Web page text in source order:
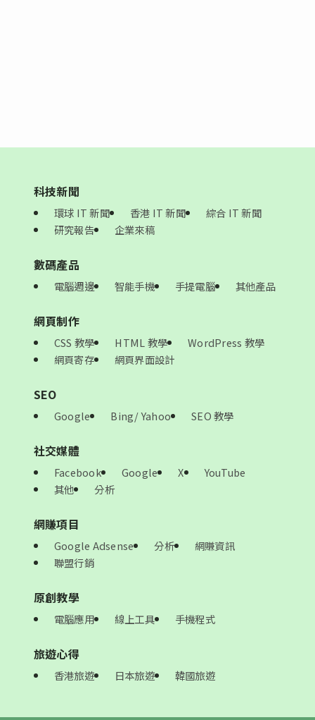
科技新聞
環球 IT 新聞 香港 IT 新聞
綜合 IT 新聞
研究報告
企業來稿
數碼產品
電腦週邊 智能手機 手提電腦 其他產品
網頁制作
CSS 教學 HTML 教學
WordPress 教學
網頁寄存
網頁界面設計
SEO
Google Bing/ Yahoo SEO 教學
社交媒體
Facebook Google X
YouTube
其他
分析
網賺項目
Google Adsense 分析
網賺資訊
聯盟行銷
原創教學
電腦應用 線上工具 手機程式
旅遊心得
香港旅遊 日本旅遊 韓國旅遊